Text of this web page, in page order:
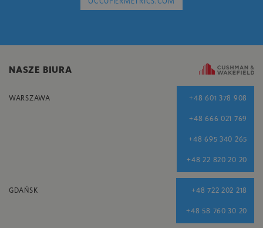
NASZE BIURA
WARSZAWA +48 601 378 908
+48 666 021 769
+48 695 340 265
+48 22 820 20 20
GDAŃSK +48 722 202 218
+48 58 760 30 20